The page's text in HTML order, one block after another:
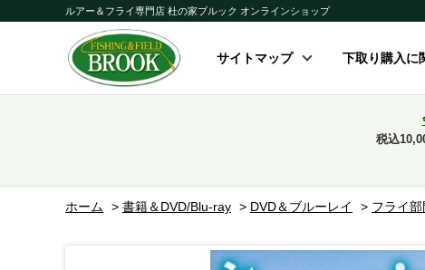
ルアー＆フライ専門店 杜の家ブルック オンラインショップ
サイトマップ 下取り購入に
税込
ホーム > 書籍＆DVD/Blu-ray > DVD＆ブルーレイ > フライ部